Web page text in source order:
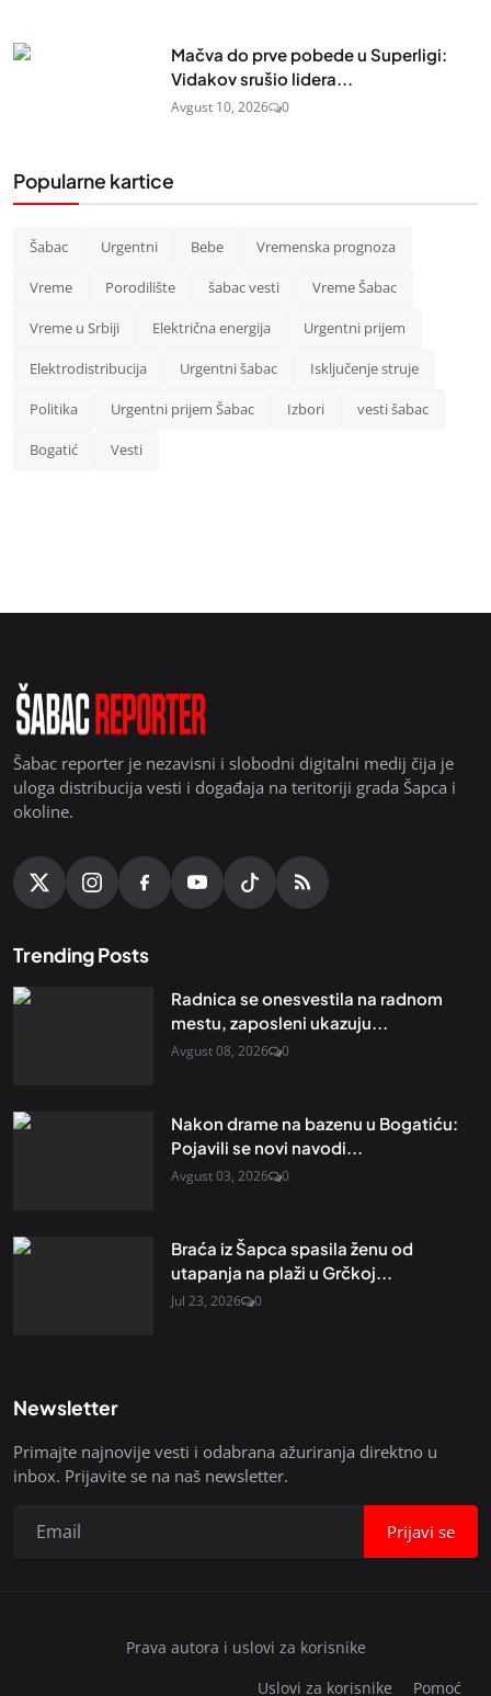
Mačva do prve pobede u Superligi:
Vidakov srušio lidera...
Avgust 10, 2026 0
Popularne kartice
Šabac Urgentni Bebe Vremenska prognoza
Vreme Porodilište šabac vesti Vreme Šabac
Vreme u Srbiji Električna energija Urgentni prijem
Elektrodistribucija Urgentni šabac Isključenje struje
Politika Urgentni prijem Šabac Izbori vesti šabac
Bogatić Vesti
Šabac reporter je nezavisni i slobodni digitalni medij čija je
uloga distribucija vesti i događaja na teritoriji grada Šapca i
okoline.
Trending Posts
Radnica se onesvestila na radnom
mestu, zaposleni ukazuju...
Avgust 08, 2026 0
Nakon drame na bazenu u Bogatiću:
Pojavili se novi navodi...
Avgust 03, 2026 0
Braća iz Šapca spasila ženu od
utapanja na plaži u Grčkoj...
Jul 23, 2026 0
Newsletter
Primajte najnovije vesti i odabrana ažuriranja direktno u
inbox. Prijavite se na naš newsletter.
Prijavi se
Prava autora i uslovi za korisnike
Uslovi za korisnike
Pomoć